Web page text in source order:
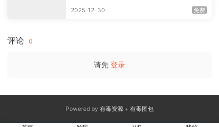
2025-12-30 免费
评论 0
请先 登录
Powered by 有毒资源 + 有毒图包